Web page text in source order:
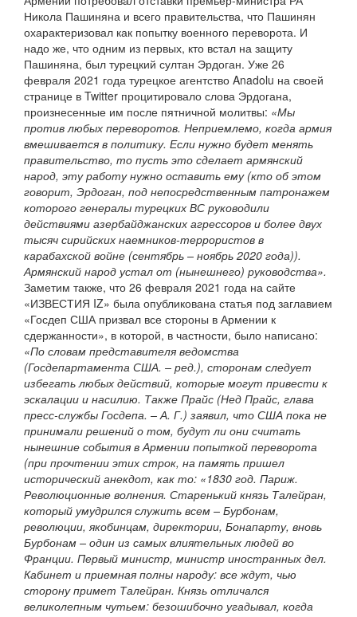
Никола Пашиняна и всего правительства, что Пашинян
охарактеризовал как попытку военного переворота. И
надо же, что одним из первых, кто встал на защиту
Пашиняна, был турецкий султан Эрдоган. Уже 26
февраля 2021 года турецкое агентство Anadolu на своей
странице в Twitter процитировало слова Эрдогана,
произнесенные им после пятничной молитвы: «Мы
против любых переворотов. Неприемлемо, когда армия
вмешивается в политику. Если нужно будет менять
правительство, то пусть это сделает армянский
народ, эту работу нужно оставить ему (кто об этом
говорит, Эрдоган, под непосредственным патронажем
которого генералы турецких ВС руководили
действиями азербайджанских агрессоров и более двух
тысяч сирийских наемников-террористов в
карабахской войне (сентябрь – ноябрь 2020 года)).
Армянский народ устал от (нынешнего) руководства».
Заметим также, что 26 февраля 2021 года на сайте
«ИЗВЕСТИЯ IZ» была опубликована статья под заглавием
«Госдеп США призвал все стороны в Армении к
сдержанности», в которой, в частности, было написано:
«По словам представителя ведомства
(Госдепартамента США. – ред.), сторонам следует
избегать любых действий, которые могут привести к
эскалации и насилию. Также Прайс (Нед Прайс, глава
пресс-службы Госдепа. – А. Г.) заявил, что США пока не
принимали решений о том, будут ли они считать
нынешние события в Армении попыткой переворота
(при прочтении этих строк, на память пришел
исторический анекдот, как то: «1830 год. Париж.
Революционные волнения. Старенький князь Талейран,
который умудрился служить всем – Бурбонам,
революции, якобинцам, директории, Бонапарту, вновь
Бурбонам – один из самых влиятельных людей во
Франции. Первый министр, министр иностранных дел.
Кабинет и приемная полны народу: все ждут, чью
сторону примет Талейран. Князь отличался
великолепным чутьем: безошибочно угадывал, когда